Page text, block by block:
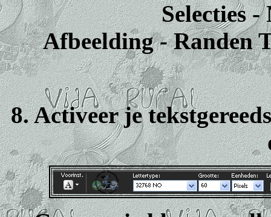
Selecties -
Afbeelding - Randen
8. Activeer je